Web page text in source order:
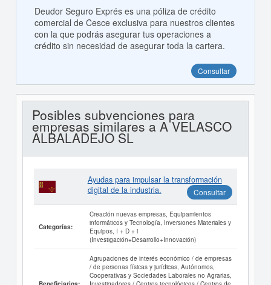
Deudor Seguro Exprés es una póliza de crédito
comercial de Cesce exclusiva para nuestros clientes
con la que podrás asegurar tus operaciones a
crédito sin necesidad de asegurar toda la cartera.
Consultar
Posibles subvenciones para
empresas similares a A VELASCO
ALBALADEJO SL
Ayudas para impulsar la transformación
digital de la industria.
Consultar
Categorías:
Creación nuevas empresas, Equipamientos
informáticos y Tecnología, Inversiones Materiales y
Equipos, I + D + i
(Investigación+Desarrollo+Innovación)
Agrupaciones de interés económico / de empresas
/ de personas físicas y jurídicas, Autónomos,
Cooperativas y Sociedades Laborales no Agrarias,